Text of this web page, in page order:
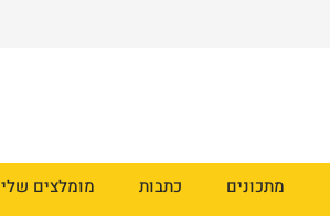
מתכונים כתבות מומלצים שלי